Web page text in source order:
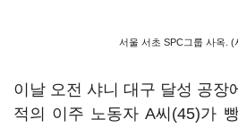
서울 서초 SPC그룹 사옥. (
이날 오전 샤니 대구 달성 공장
적의 이주 노동자 A씨(45)가